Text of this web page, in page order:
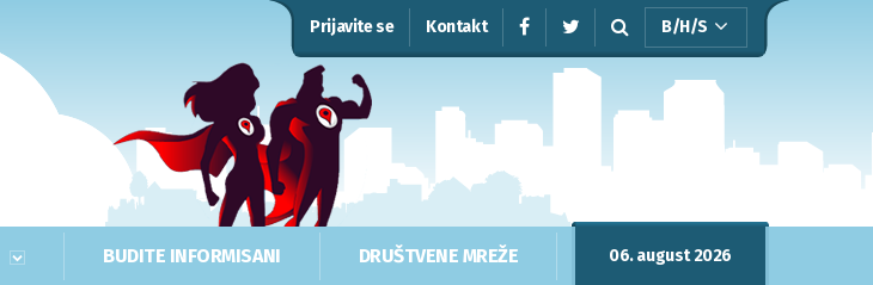
Prijavite se Kontakt B/H/S
BUDITE INFORMISANI DRUŠTVENE MREŽE 06. august 2026